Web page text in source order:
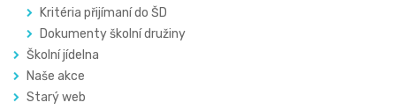
Kritéria přijímaní do ŠD
Dokumenty školní družiny
Školní jídelna
Naše akce
Starý web